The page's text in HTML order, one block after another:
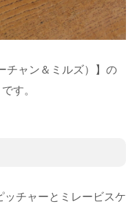
チャン＆ミルズ）】の
す。
ッチャーとミレービスケ